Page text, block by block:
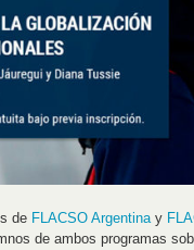
de FLACSO Argentinay
de ambos programas